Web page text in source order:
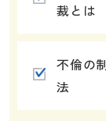
裁とは
不倫の
法